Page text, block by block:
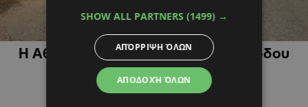
Η Αθηένου ζητά το άνοιγμα της διόδου
Πυροϊου
SHOW ALL PARTNERS (1499) →
ΑΠΟΔΟΧΉ ΌΛΩΝ
ΑΠΌΡΡΙΨΗ ΌΛΩΝ